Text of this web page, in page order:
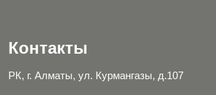
Контакты
РК, г. Алматы, ул. Курмангазы, д.107